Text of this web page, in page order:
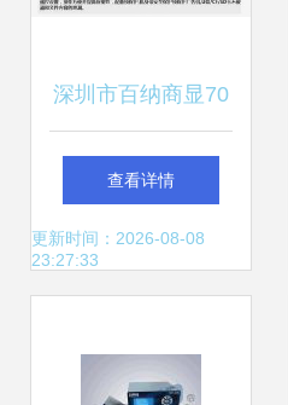
深圳市百纳商显70
寸壁挂式高清广告
机 楼宇广告新标杆
查看详情
更新时间：2026-08-08
23:27:33